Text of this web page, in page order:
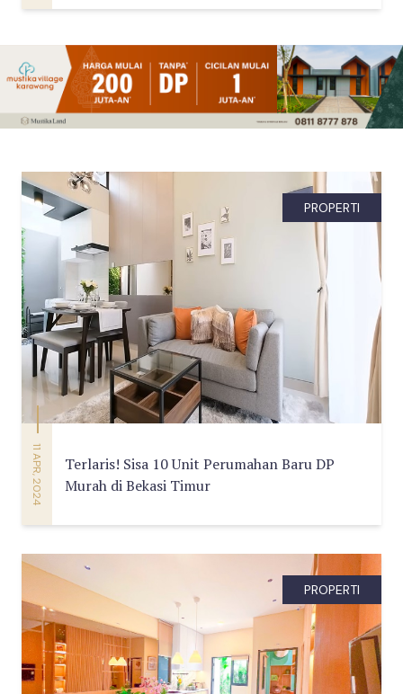
PROPERTI
11 APR, 2024
Terlaris! Sisa 10 Unit Perumahan Baru DP
Murah di Bekasi Timur
PROPERTI